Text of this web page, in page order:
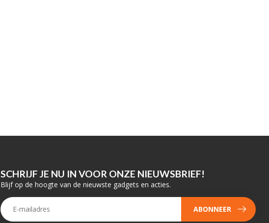
SCHRIJF JE NU IN VOOR ONZE NIEUWSBRIEF!
Blijf op de hoogte van de nieuwste gadgets en acties.
ABONNEER